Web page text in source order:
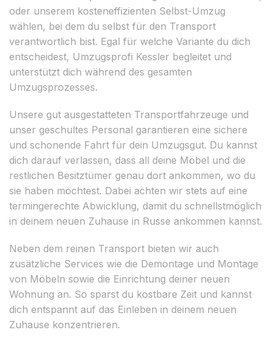
oder unserem kosteneffizienten Selbst-Umzug
wählen, bei dem du selbst für den Transport
verantwortlich bist. Egal für welche Variante du dich
entscheidest, Umzugsprofi Kessler begleitet und
unterstützt dich während des gesamten
Umzugsprozesses.
Unsere gut ausgestatteten Transportfahrzeuge und
unser geschultes Personal garantieren eine sichere
und schonende Fahrt für dein Umzugsgut. Du kannst
dich darauf verlassen, dass all deine Möbel und die
restlichen Besitztümer genau dort ankommen, wo du
sie haben möchtest. Dabei achten wir stets auf eine
termingerechte Abwicklung, damit du schnellstmöglich
in deinem neuen Zuhause in Russe ankommen kannst.
Neben dem reinen Transport bieten wir auch
zusätzliche Services wie die Demontage und Montage
von Möbeln sowie die Einrichtung deiner neuen
Wohnung an. So sparst du kostbare Zeit und kannst
dich entspannt auf das Einleben in deinem neuen
Zuhause konzentrieren.